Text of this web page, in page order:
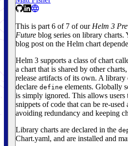
This is part 6 of 7 of our Helm 3
Future blog series on library charts.
blog post on the Helm chart
Helm 3 supports a class of chart
a chart that is shared by other
release artifacts of its own. A library
declare define elements. Globally
is simply ignored. This allows users
snippets of code that can be re-used
avoiding redundancy and keeping
Library charts are declared in the
Chart.yaml, and are installed and